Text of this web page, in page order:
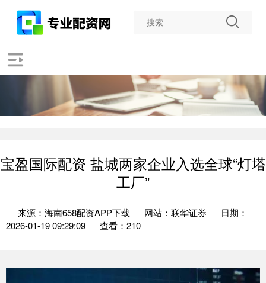
宝盈国际配资 盐城两家企业入选全球“灯塔
工厂”
来源：海南658配资APP下载 网站：联华证券
日期：
2026-01-19 09:29:09
查看：210